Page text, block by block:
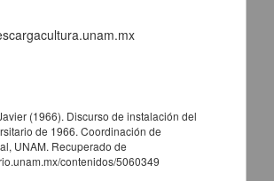
(1966). Discurso de instalación del
de 1966. Coordinación de
UNAM. Recuperado de
contenidos/5060349